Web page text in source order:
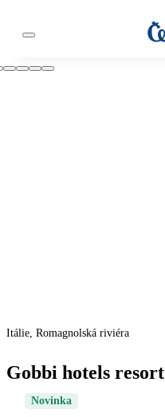
Itálie, Romagnolská riviéra
Gobbi hotels resort
Novinka